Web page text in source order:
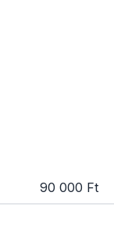
90 000 Ft